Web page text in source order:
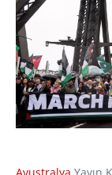
Avustralya Yayın